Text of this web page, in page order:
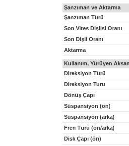
Şanzıman ve Aktarma
Şanzıman Türü
Son Vites Dişlisi Oranı
Son Dişli Oranı
Aktarma
Kullanım, Yürüyen
Direksiyon Türü
Direksiyon Turu
Dönüş Çapı
Süspansiyon (ön)
Süspansiyon (arka)
Fren Türü (ön/arka)
Disk Çapı (ön)